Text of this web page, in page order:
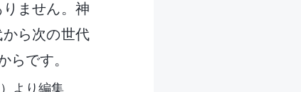
ません。神
ら次の世代
らです。
より編集